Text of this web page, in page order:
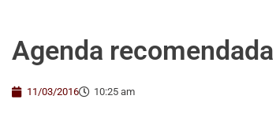
Agenda
11/03/2016 10:25 am